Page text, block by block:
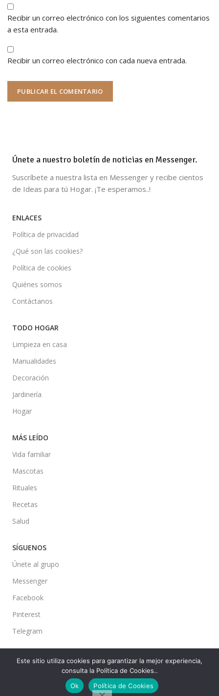
Recibir un correo electrónico con los siguientes comentarios
a esta entrada.
Recibir un correo electrónico con cada nueva entrada.
Únete a nuestro boletín de noticias en Messenger.
Suscríbete a nuestra lista en Messenger y recibe cientos
de Ideas para tú Hogar. ¡Te esperamos..!
ENLACES
Política de privacidad
¿Qué son las cookies?
Política de cookies
Quiénes somos
Contáctanos
TODO HOGAR
Limpieza en casa
Manualidades
Decoración
Jardinería
Hogar
MÁS LEÍDO
Vida familiar
Mascotas
Rituales
Recetas
Salud
SÍGUENOS
Únete al grupo
Messenger
Facebook
Pinterest
Telegram
Ideas en tu Hogar 2022 Created ByCMS. Premium Blog Solutions.
Este sitio utiliza cookies para garantizar la mejor experiencia,
consulta la Política de Cookies..
Ok
Política de Cookies